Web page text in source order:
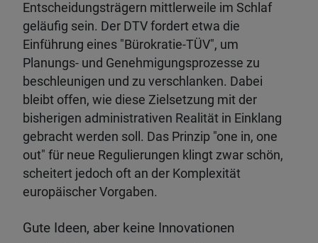
Entscheidungsträgern mittlerweile im Schlaf
geläufig sein. Der DTV fordert etwa die
Einführung eines "Bürokratie-TÜV", um
Planungs- und Genehmigungsprozesse zu
beschleunigen und zu verschlanken. Dabei
bleibt offen, wie diese Zielsetzung mit der
bisherigen administrativen Realität in Einklang
gebracht werden soll. Das Prinzip "one in, one
out" für neue Regulierungen klingt zwar schön,
scheitert jedoch oft an der Komplexität
europäischer Vorgaben.
Gute Ideen, aber keine Innovationen